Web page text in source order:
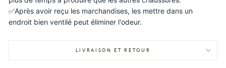
✅Après avoir reçu les marchandises, les mettre dans un
endroit bien ventilé peut éliminer l'odeur.
LIVRAISON ET RETOUR